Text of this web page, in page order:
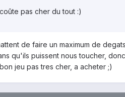
pas cher du tout :)
de faire un maximum de
qu'ils puissent nous toucher,
jeu pas tres cher, a acheter ;)